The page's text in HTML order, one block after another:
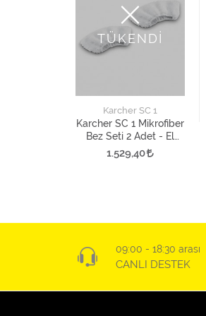
TÜKENDİ
Karcher SC 1
Karcher SC 1 Mikrofiber
Bez Seti 2 Adet - El
Aparatı İçin
1.529,40
09:00 - 18:30 arası
CANLI DESTEK